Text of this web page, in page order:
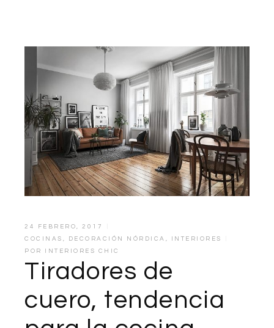
24 FEBRERO, 2017
COCINAS , DECORACIÓN NÓRDICA ,
INTERIORES
POR
INTERIORES CHIC
Tiradores de
cuero, tendencia